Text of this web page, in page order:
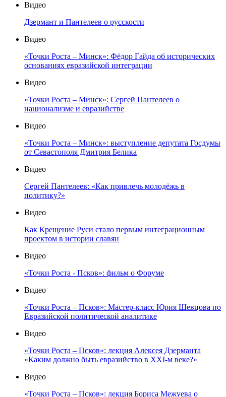
Видео
Дзермант и Пантелеев о русскости
Видео
«Точки Роста – Минск»: Фёдор Гайда об исторических
основаниях евразийской интеграции
Видео
«Точки Роста – Минск»: Сергей Пантелеев о
национализме и евразийстве
Видео
«Точки Роста – Минск»: выступление депутата Госдумы
от Севастополя Дмитрия Белика
Видео
Сергей Пантелеев: «Как привлечь молодёжь в
политику?»
Видео
Как Крещение Руси стало первым интеграционным
проектом в истории славян
Видео
«Точки Роста - Псков»: фильм о Форуме
Видео
«Точки Роста – Псков»: Мастер-класс Юрия Шевцова по
Евразийской политической аналитике
Видео
«Точки Роста – Псков»: лекция Алексея Дзерманта
«Каким должно быть евразийство в XXI-м веке?»
Видео
«Точки Роста – Псков»: лекция Бориса Межуева о